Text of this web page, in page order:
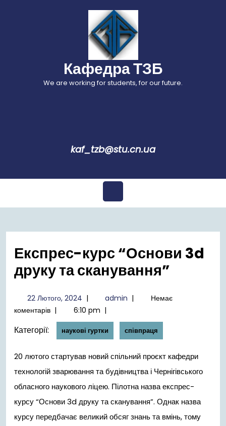
Кафедра ТЗБ
We are working for students, for our future.
kaf_tzb@stu.cn.ua
Відкрити
меню
Експрес-курс “Основи 3d
друку та сканування”
22 Лютого, 202422
Лютого,
2024
| admin admin
|
Немає
коментарів | 6:10 pm |
Категорії: наукові гуртки співпраця
20 лютого стартував новий спільний проєкт кафедри
технологій зварювання та будівництва і Чернігівського
обласного наукового ліцею. Пілотна назва експрес-
курсу “Основи 3d друку та сканування”. Однак назва
курсу передбачає великий обсяг знань та вмінь, тому